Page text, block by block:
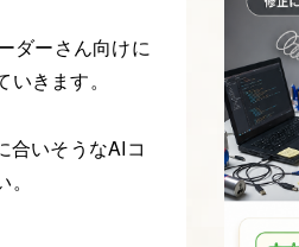
ダーさん向けに
きます。
合いそうなAIコ